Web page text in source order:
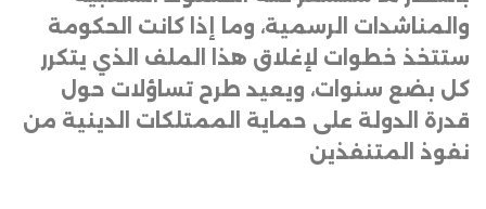
والمناشدات الرسمية، وما إذا كانت الحكومة
ستتخذ خطوات لإغلاق هذا الملف الذي يتكرر
كل بضع سنوات، ويعيد طرح تساؤلات حول
قدرة الدولة على حماية الممتلكات الدينية من
نفوذ المتنفذين